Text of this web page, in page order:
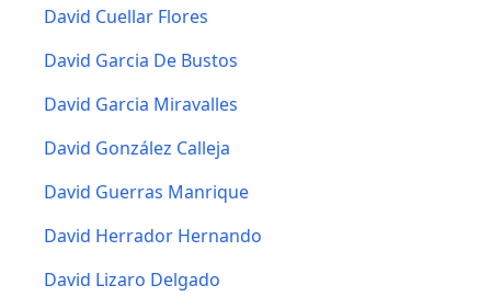
David Cuellar Flores
David Garcia De Bustos
David Garcia Miravalles
David González Calleja
David Guerras Manrique
David Herrador Hernando
David Lizaro Delgado